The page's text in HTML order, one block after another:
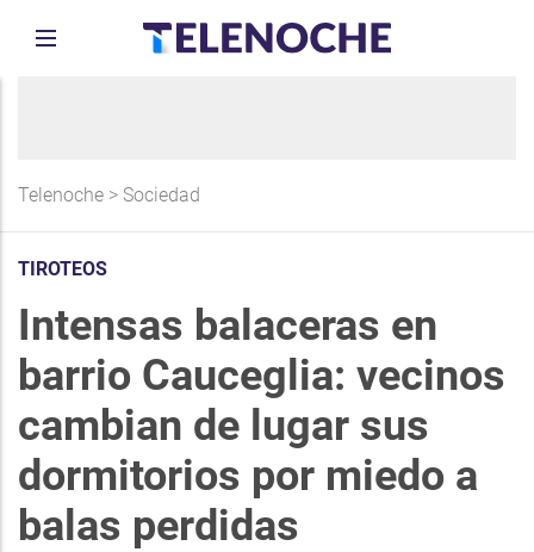
Telenoche > Sociedad
TIROTEOS
Intensas balaceras en
barrio Cauceglia: vecinos
cambian de lugar sus
dormitorios por miedo a
balas perdidas